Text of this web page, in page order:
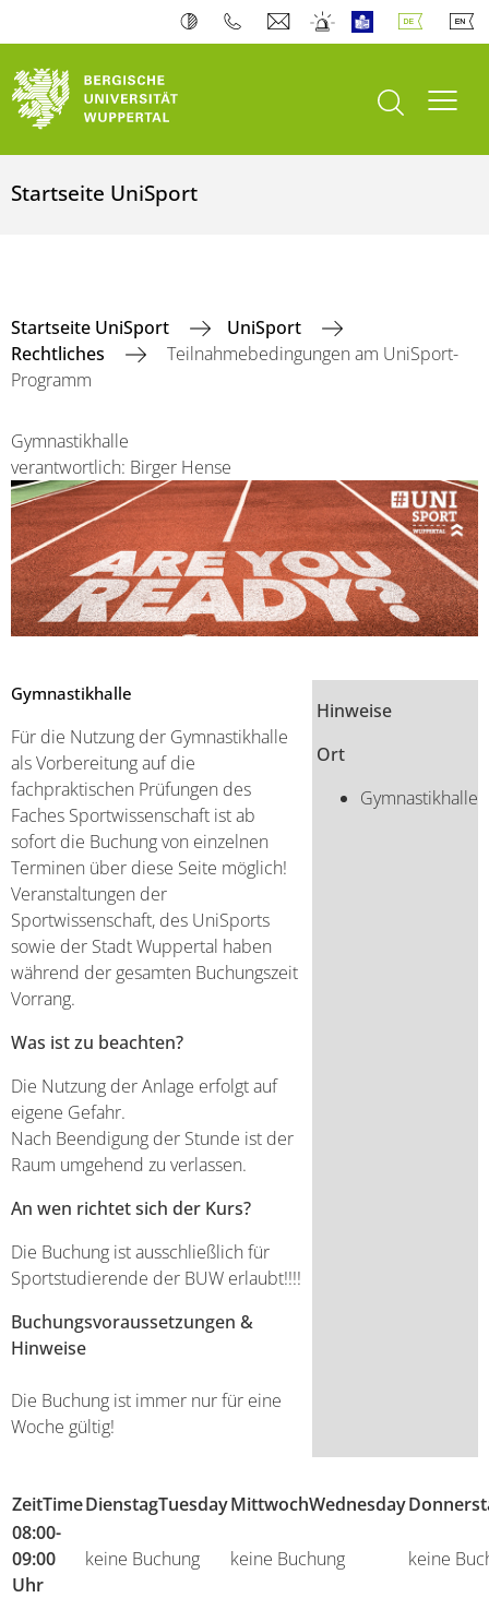
Suche öffnen
Startseite UniSport
Startseite UniSport
UniSport
Rechtliches
Teilnahmebedingungen am UniSport-
Programm
Gymnastikhalle
verantwortlich: Birger Hense
Gymnastikhalle
Für die Nutzung der Gymnastikhalle
als Vorbereitung auf die
fachpraktischen Prüfungen des
Faches Sportwissenschaft ist ab
sofort die Buchung von einzelnen
Terminen über diese Seite möglich!
Veranstaltungen der
Sportwissenschaft, des UniSports
sowie der Stadt Wuppertal haben
während der gesamten Buchungszeit
Vorrang.
Was ist zu beachten?
Die Nutzung der Anlage erfolgt auf
eigene Gefahr.
Nach Beendigung der Stunde ist der
Raum umgehend zu verlassen.
An wen richtet sich der Kurs?
Die Buchung ist ausschließlich für
Sportstudierende der BUW erlaubt!!!!
Buchungsvoraussetzungen &
Hinweise
Die Buchung ist immer nur für eine
Woche gültig!
Hinweise
Ort
Gymnastikhalle
ZeitTimeDienstagTuesdayMittwochWednesday
08:00-
09:00
Uhr
keine Buchung keine Buchung keine